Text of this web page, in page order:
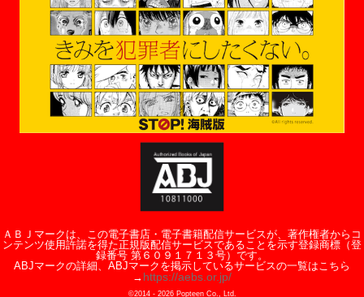
ＡＢＪマークは、この電子書店・電子書籍配信サービスが、著作権者からコ
ンテンツ使用許諾を得た正規版配信サービスであることを示す登録商標（登
録番号 第６０９１７１３号）です。
ABJマークの詳細、ABJマークを掲示しているサービスの一覧はこちら
→ https://aebs.or.jp/
©2014 - 2026Popteen Co., Ltd.